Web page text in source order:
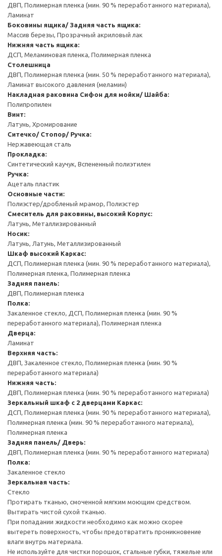
ДВП, Полимерная пленка (мин. 90 % переработанного материала),
Ламинат
Боковины ящика/ Задняя часть ящика:
Массив березы, Прозрачный акриловый лак
Нижняя часть ящика:
ДСП, Меламиновая пленка, Полимерная пленка
Столешница
ДВП, Полимерная пленка (мин. 50 % переработанного материала),
Ламинат высокого давления (меламин)
Накладная раковина Cифон для мойки/ Шайба:
Полипропилен
Винт:
Латунь, Хромирование
Ситечко/ Стопор/ Ручка:
Нержавеющая сталь
Прокладка:
Синтетический каучук, Вспененный полиэтилен
Ручка:
Ацеталь пластик
Основные части:
Полиэстер/дробленый мрамор, Полиэстер
Смеситель для раковины, высокий Корпус:
Латунь, Металлизированный
Носик:
Латунь, Латунь, Металлизированный
Шкаф высокий Каркас:
ДСП, Полимерная пленка (мин. 90 % переработанного материала),
Полимерная пленка, Полимерная пленка
Задняя панель:
ДВП, Полимерная пленка
Полка:
Закаленное стекло, ДСП, Полимерная пленка (мин. 90 %
переработанного материала), Полимерная пленка
Дверца:
Ламинат
Верхняя часть:
ДВП, Закаленное стекло, Полимерная пленка (мин. 90 %
переработанного материала)
Нижняя часть:
ДВП, Полимерная пленка (мин. 90 % переработанного материала)
Зеркальный шкаф с 2 дверцами Каркас:
ДСП, Полимерная пленка (мин. 90 % переработанного материала),
Полимерная пленка (мин. 90 % переработанного материала),
Полимерная пленка
Задняя панель/ Дверь:
ДВП, Полимерная пленка (мин. 90 % переработанного материала)
Полка:
Закаленное стекло
Зеркальная часть:
Стекло
Протирать тканью, смоченной мягким моющим средством.
Вытирать чистой сухой тканью.
При попадании жидкости необходимо как можно скорее
вытереть поверхность, чтобы предотвратить проникновение
влаги внутрь материала.
Не используйте для чистки порошок, стальные губки, тяжелые или